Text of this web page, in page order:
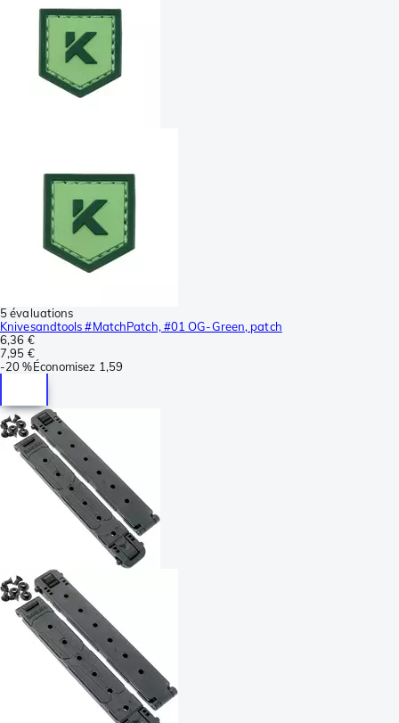
5 évaluations
Knivesandtools #MatchPatch, #01 OG-Green, patch
6,36 €
7,95 €
-20 %Économisez 1,59